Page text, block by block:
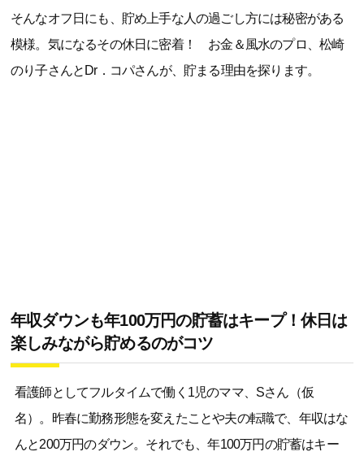
そんなオフ日にも、貯め上手な人の過ごし方には秘密がある
模様。気になるその休日に密着！ お金＆風水のプロ、松崎
のり子さんとDr．コパさんが、貯まる理由を探ります。
年収ダウンも年100万円の貯蓄はキープ！休日は
楽しみながら貯めるのがコツ
看護師としてフルタイムで働く1児のママ、Sさん（仮
名）。昨春に勤務形態を変えたことや夫の転職で、年収はな
んと200万円のダウン。それでも、年100万円の貯蓄はキー